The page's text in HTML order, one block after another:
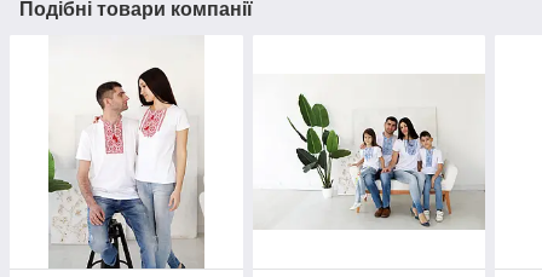
Подібні товари компанії